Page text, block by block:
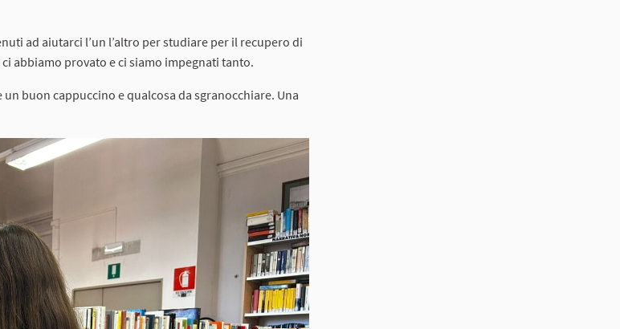
ad aiutarci l’un l’altro per studiare per il recupero di
abbiamo provato e ci siamo impegnati tanto.
buon cappuccino e qualcosa da sgranocchiare. Una